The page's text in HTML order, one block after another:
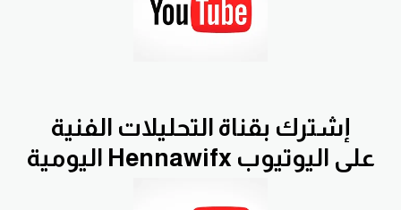
إشترك بقناة التحليلات الفنية
اليومية Hennawifx على اليوتيوب